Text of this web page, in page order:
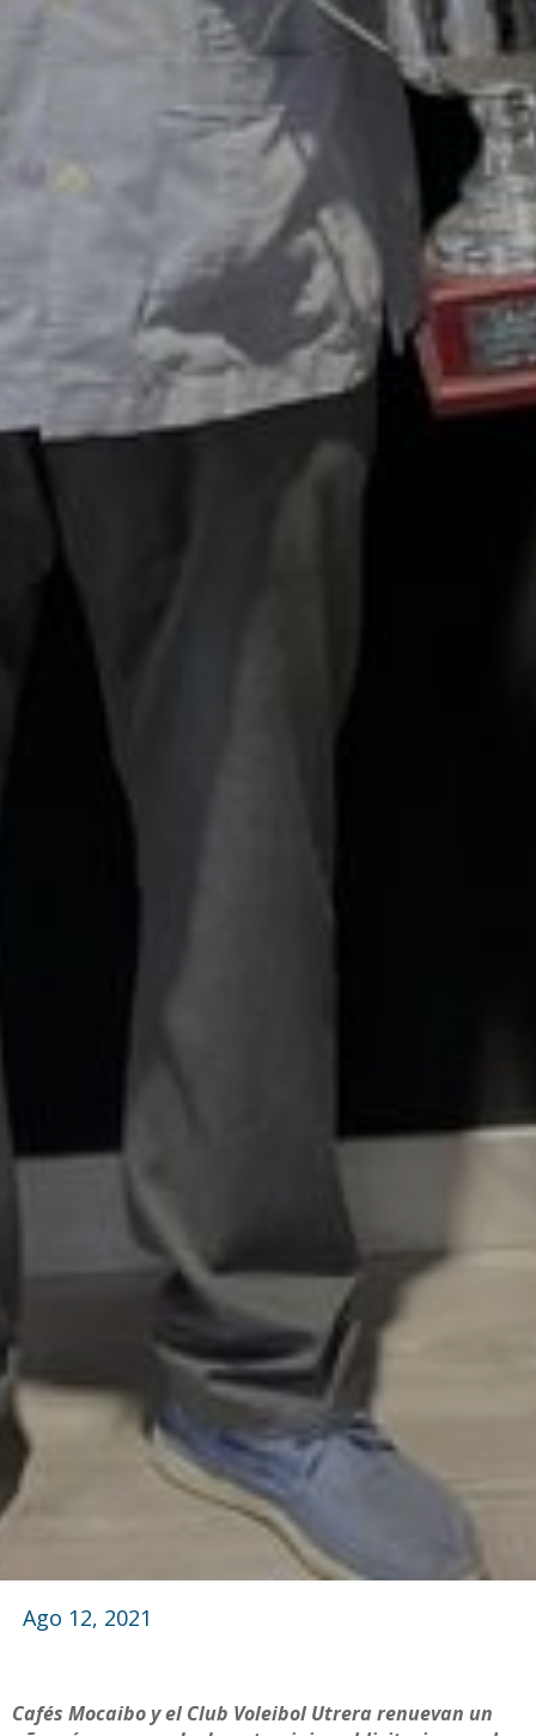
Ago 12, 2021
Cafés Mocaibo y el Club Voleibol Utrera renuevan un